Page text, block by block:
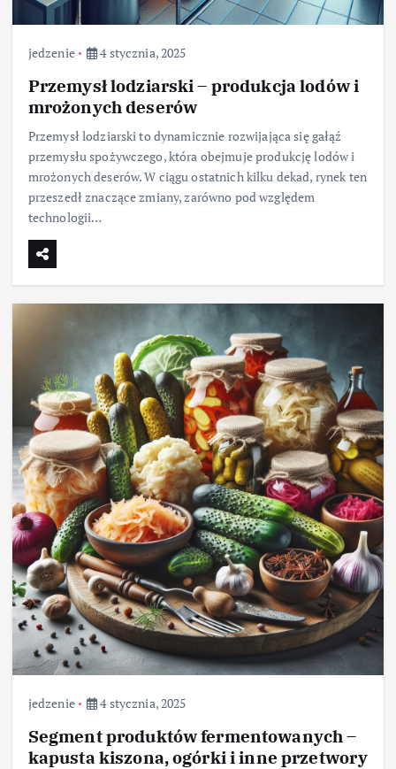
jedzenie 4 stycznia, 2025
Przemysł lodziarski – produkcja lodów i
mrożonych deserów
Przemysł lodziarski to dynamicznie rozwijająca się gałąź
przemysłu spożywczego, która obejmuje produkcję lodów i
mrożonych deserów. W ciągu ostatnich kilku dekad, rynek ten
przeszedł znaczące zmiany, zarówno pod względem
technologii…
jedzenie 4 stycznia, 2025
Segment produktów fermentowanych –
kapusta kiszona, ogórki i inne przetwory